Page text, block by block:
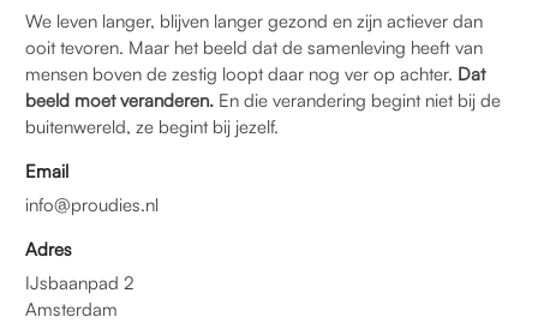
We leven langer, blijven langer gezond en zijn actiever dan
ooit tevoren. Maar het beeld dat de samenleving heeft van
mensen boven de zestig loopt daar nog ver op achter. Dat
beeld moet veranderen. En die verandering begint niet bij de
buitenwereld, ze begint bij jezelf.
Email
info@proudies.nl
Adres
IJsbaanpad 2
Amsterdam